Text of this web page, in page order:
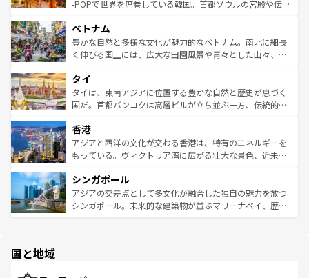
い。オーストラリアの多彩な魅力を存分に味わいつくそ
参照してほしい。
驚きをもたらしてくれる。また、奥深い台湾の食文化も魅
容にもいいと評判のスイーツなど、バラエティ豊かな料理
が味わえる。 なお、新着の台湾情報は コンテンツ一覧を参
照してほしい。
-POPで世界を席巻している韓国。首都ソウルの宮殿や伝統
き、地方に足を延ばせば四季折々の自然美を楽しむことが
できる。そして、キムチや焼肉、絶品のストリートフード
まで、さまざまな韓国料理が待っている。夜には、韓国な
リティに包まれながら、韓国の多彩な魅力を心ゆくまで味
わってみてほしい。 なお、新着の韓国情報はコンテンツ一
覧を参照してほしい。
ベトナム
豊かな自然と多様な文化が魅力的なベトナム。南北に細長
く伸びる国土には、広大な田園風景や青々とした山々、世
急速な発展と共に伝統が息づく。ハノイの古い町並みやホ
ーチミン市のフランス統治時代の建物も、独特の雰囲気を
醸し出している。また、バラエティの豊かさとおいしさで
とつ。フォーやバインミー、ベトナムコーヒーなどは、ぜ
ひ現地で味わいたい。どの地域を訪れてもあたたかい人々
が旅行者を迎えてくれるので、きっと忘れられない旅にな
参照してほしい。
タイ
タイは、東南アジアに位置する豊かな自然と歴史が息づく
国だ。首都バンコクは高層ビルが立ち並ぶ一方、伝統的な
の活気が交差している。北部ではチェンマイなどの山岳地
帯で自然と触れ合い、南部ではプーケットやクラビの美し
いビーチでリゾート気分を楽しむことができる。タイ料理
激する。気候は一年中温暖で、どの季節にも異なる楽しみ
が待っている。親しみやすいタイの人々、仏教を中心とし
た文化、そして多様な観光資源が、訪れる旅人を魅了し続
香港
アジアと西洋の文化が交わる香港は、特有のエネルギーを
もっている。ヴィクトリア湾に広がる壮大な景色、近未来
み、どこを訪れても感動するはず。観光スポットが密集し
ており、効率よく見どころを回れるのも魅力。息をのむよ
うな絶景から文化的な体験まで、香港を存分に楽しみ尽く
シンガポール
アジアの交差点として多文化が融合した独自の魅力を放つ
シンガポール。未来的な建築物が並ぶマリーナベイ、歴史
国と地域